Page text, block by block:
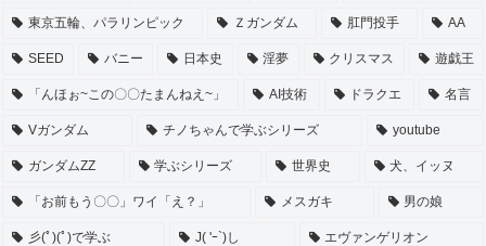
東京五輪、パラリンピック Ｚガンダム 肛門投手 AA
SEED バニー 日本史 淫夢 クリスマス 遊戯王
「んほぉ~この〇〇たまんねえ~」 AI技術 ドラクエ 名言
Vガンダム チノちゃんで学ぶシリーズ youtube
ガンダムZZ 学ぶシリーズ 世界史 犬、イッヌ
「お前もう〇〇」ワイ「え？」 メスガキ 男の娘
彡(ﾟ)(ﾟ)で学ぶ J( 'ｰ`)し エヴァンゲリオン